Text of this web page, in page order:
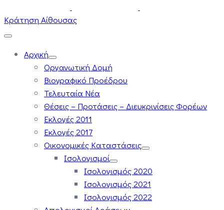
Κράτηση Αίθουσας
Αρχική
Οργανωτική Δομή
Βιογραφικό Προέδρου
Τελευταία Νέα
Θέσεις – Προτάσεις – Διευκρινίσεις Φορέων
Εκλογές 2011
Εκλογές 2017
Οικονομικές Καταστάσεις
Ισολογισμοί
Ισολογισμός 2020
Ισολογισμός 2021
Ισολογισμός 2022